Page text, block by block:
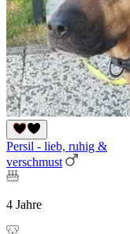
Persil - lieb, ruhig &
verschmust
4 Jahre